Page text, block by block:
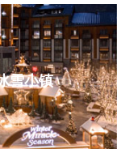
雪小镇